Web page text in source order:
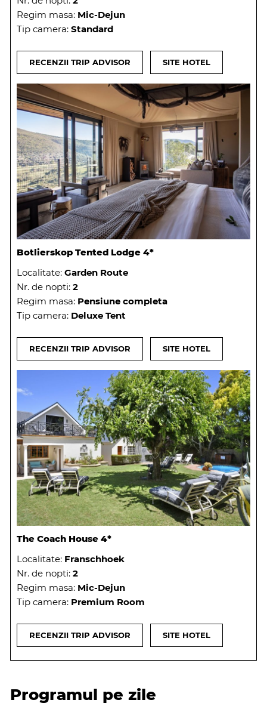
Regim masa: Mic-Dejun
Tip camera: Standard
RECENZII TRIP ADVISOR SITE HOTEL
Botlierskop Tented Lodge 4*
Localitate: Garden Route
Nr. de nopti: 2
Regim masa: Pensiune completa
Tip camera: Deluxe Tent
RECENZII TRIP ADVISOR SITE HOTEL
The Coach House 4*
Localitate: Franschhoek
Nr. de nopti: 2
Regim masa: Mic-Dejun
Tip camera: Premium Room
RECENZII TRIP ADVISOR SITE HOTEL
Programul pe zile